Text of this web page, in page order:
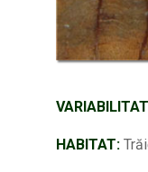
HABITAT: